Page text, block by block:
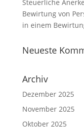
Steuerliche
Bewirtung von
in einem
Neueste
Archiv
Dezember 2025
November 2025
Oktober 2025